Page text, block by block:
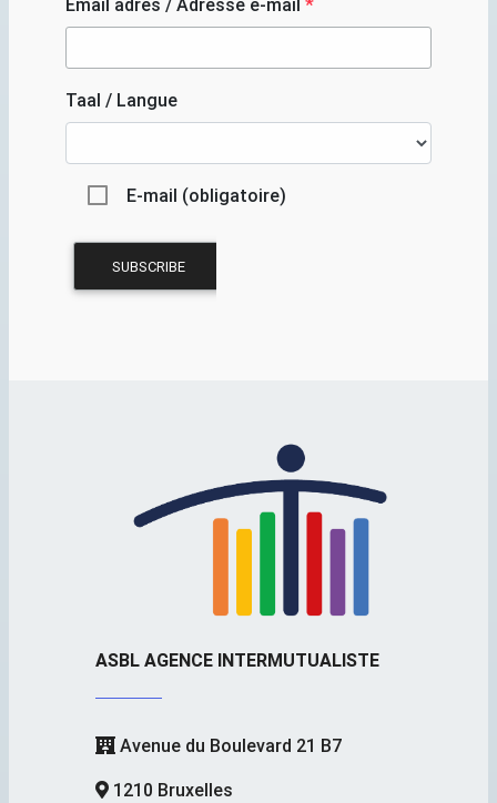
Email adres / Adresse e-mail *
Taal / Langue
E-mail (obligatoire)
ASBL AGENCE INTERMUTUALISTE
Avenue du Boulevard 21 B7
1210 Bruxelles